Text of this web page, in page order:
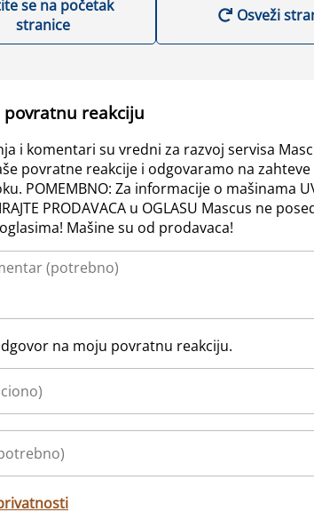
se na početak
stranice
Osveži
povratnu reakciju
i komentari su vredni za razvoj servisa
povratne reakcije i odgovaramo na
POMEMBNO: Za informacije o mašinama
PRODAVACA u OGLASU Mascus ne
Mašine su od prodavaca!
na moju povratnu reakciju.